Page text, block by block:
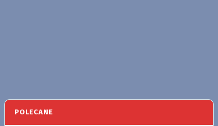
POLECANE